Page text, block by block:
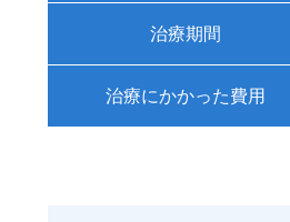
治療期間
治療にかかった費用